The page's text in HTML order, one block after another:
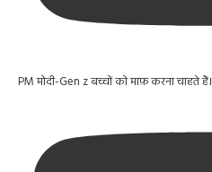
PM मोदी-Gen z बच्चों को माफ़ करना चाहते हैं।